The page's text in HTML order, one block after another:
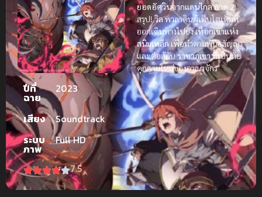
ปีที่
ฉาย
2023
เสียง
Soundtrack
ระบบ
ภาพ
Full HD
7.5
ยอดอัศวินจากแดนไกล ภาค 2:
สรุป!วิลพาลาดินผู้เติบโตเต็มที่
ออกเดินทางไปยังเทือกเขาแห่ง
สนิมเหล็กเพื่อทำตามพันธสัญญา
และต่อสู้กับราชาภูเขาที่เป็นภัย
คุกคามใหม่ของอาณาจักร